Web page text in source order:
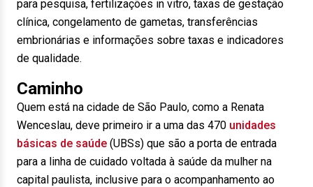
para pesquisa, fertilizações in vitro, taxas de gestação
clínica, congelamento de gametas, transferências
embrionárias e informações sobre taxas e indicadores
de qualidade.
Caminho
Quem está na cidade de São Paulo, como a Renata
Wenceslau, deve primeiro ir a uma das 470 unidades
básicas de saúde (UBSs) que são a porta de entrada
para a linha de cuidado voltada à saúde da mulher na
capital paulista, inclusive para o acompanhamento ao